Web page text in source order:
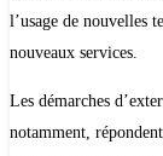
l’usage de nouvelles
nouveaux services.
Les démarches
notamment,